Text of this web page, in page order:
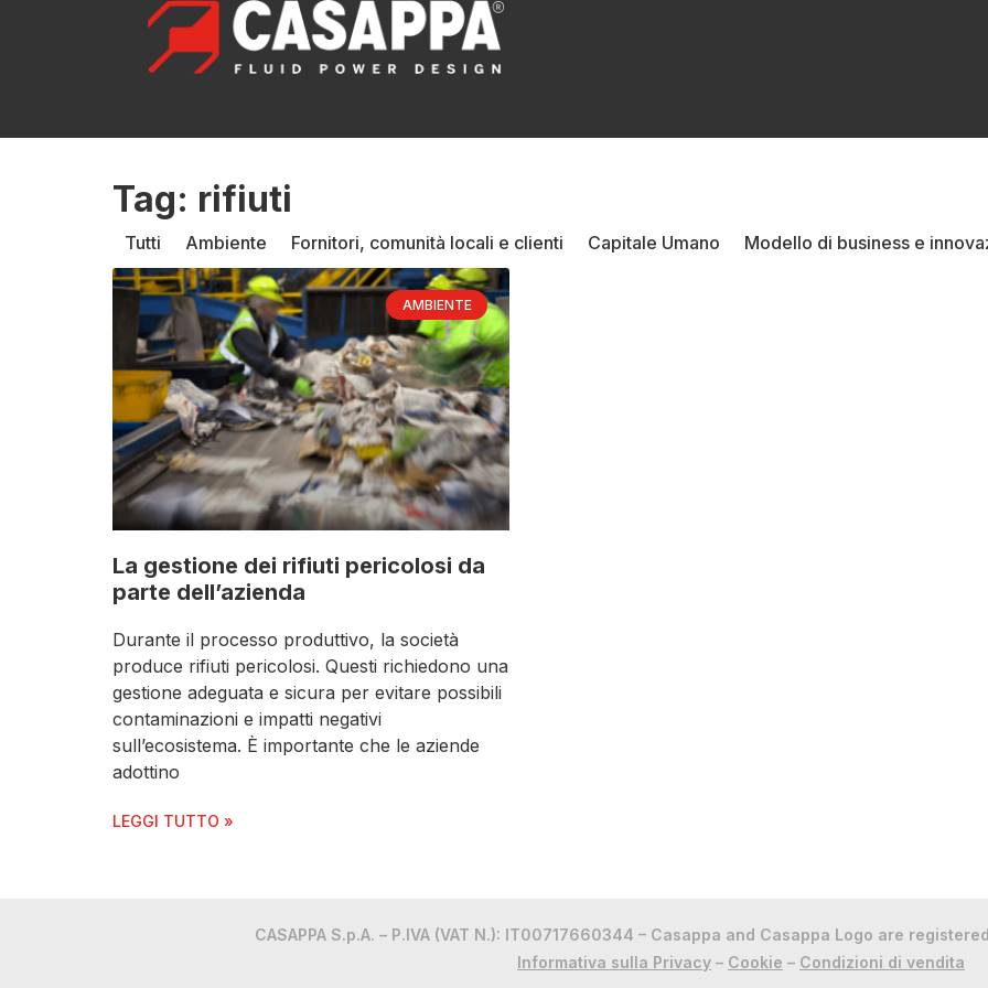
Tag: rifiuti
Tutti Ambiente Fornitori, comunità locali e clienti Capitale Umano Modello di business e
AMBIENTE
La gestione dei rifiuti pericolosi da
parte dell’azienda
Durante il processo produttivo, la società
produce rifiuti pericolosi. Questi richiedono una
gestione adeguata e sicura per evitare possibili
contaminazioni e impatti negativi
sull’ecosistema. È importante che le aziende
adottino
LEGGI TUTTO »
CASAPPA S.p.A. – P.IVA (VAT N.): IT00717660344 – Casappa and Casappa Logo are
Informativa sulla Privacy – Cookie – Condizioni di vendita